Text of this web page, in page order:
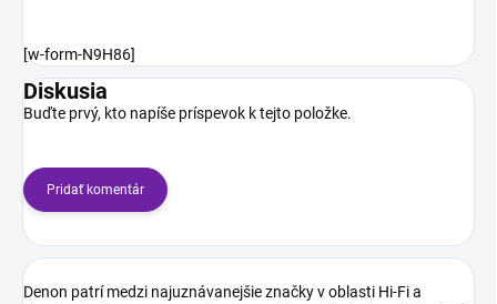
[w-form-N9H86]
Diskusia
Buďte prvý, kto napíše príspevok k tejto položke.
Pridať komentár
Denon patrí medzi najuznávanejšie značky v oblasti Hi-Fi a